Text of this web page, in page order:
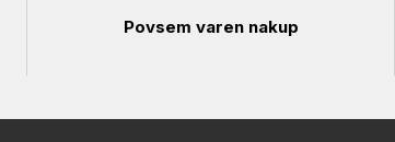
Povsem varen nakup